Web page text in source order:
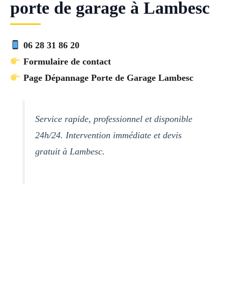
porte de garage à Lambesc
06 28 31 86 20
Formulaire de contact
Page Dépannage Porte de Garage Lambesc
Service rapide, professionnel et disponible
24h/24. Intervention immédiate et devis
gratuit à Lambesc.